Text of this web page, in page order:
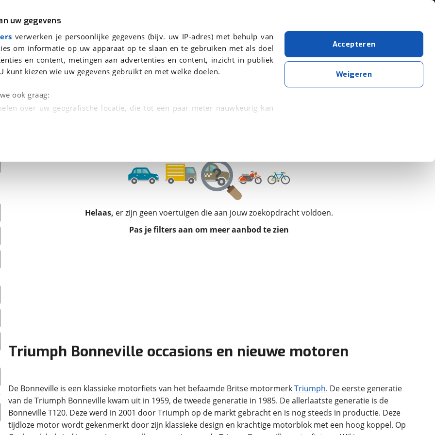
uw gegevens
verwerken je persoonlijke gegevens (bijv. uw IP-adres) met behulp van
om informatie op uw apparaat op te slaan en te gebruiken met als doel
en content, metingen aan advertenties en content, inzicht in publiek
kunt kiezen wie uw gegevens gebruikt en met welke doelen.
ook graag:
over uw geografische locatie, die tot een paar meter nauwkeurig kan
uw toestemming op elk moment wijzigen of intrekken in de
technieken zorgen we voor een betere en meer persoonlijke ervaring.
ervoor dat de website goed werkt. Ook gebruiken we analytische cookies
We tonen je graag relevante advertenties en gebruiken daarvoor
op en buiten onze website volgt – uiteraard op anonieme basis. Meer
en privacyverklaring
cookies. Je voorkeuren kun je later altijd aanpassen via de
Accepteren
Weigeren
Helaas, er zijn geen voertuigen die aan jouw zoekopdracht voldoen.
Pas je filters aan om meer aanbod te zien
Triumph Bonneville occasions en nieuwe motoren
De Bonneville is een klassieke motorfiets van het befaamde Britse motormerkTriumph. De eerste generatie
van de Triumph Bonneville kwam uit in 1959, de tweede generatie in 1985. De allerlaatste generatie is de
Bonneville T120. Deze werd in 2001 door Triumph op de markt gebracht en is nog steeds in productie. Deze
tijdloze motor wordt gekenmerkt door zijn klassieke design en krachtige motorblok met een hoog koppel. Op